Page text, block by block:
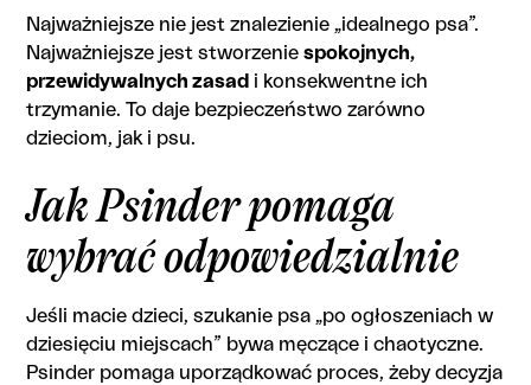
Najważniejsze nie jest znalezienie „idealnego psa”.
Najważniejsze jest stworzeniespokojnych,
przewidywalnych zasad i konsekwentne ich
trzymanie. To daje bezpieczeństwo zarówno
dzieciom, jak i psu.
Jak Psinder pomaga
wybrać odpowiedzialnie
Jeśli macie dzieci, szukanie psa „po ogłoszeniach w
dziesięciu miejscach” bywa męczące i chaotyczne.
Psinder pomaga uporządkować proces, żeby decyzja